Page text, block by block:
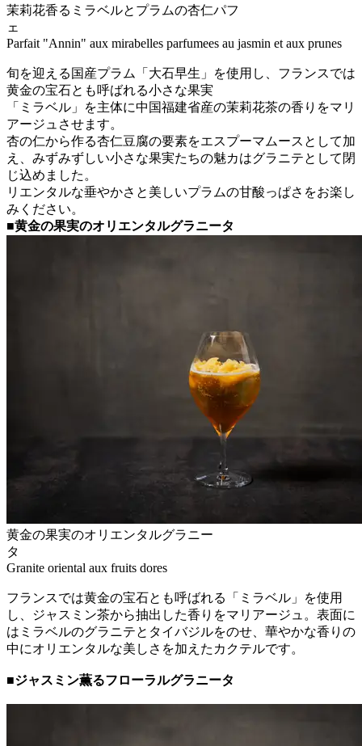
茉莉花香るミラベルとプラムの杏仁パフ
Parfait "Annin" aux mirabelles parfumees au jasmin et aux prunes
旬を迎える国産プラム「大石早生」を使用し、フランスでは
黄金の宝石とも呼ばれる小さな果実
「ミラベル」を主体に中国福建省産の茉莉花茶の香りをマリ
アージュさせます。
杏の仁から作る杏仁豆腐の要素をエスプーマムースとして加
え、みずみずしい小さな果実たちの魅カはグラニテとして閉
じ込めました。
リエンタルな垂やかさと美しいプラムの甘酸っぱさをお楽し
みください。
■黄金の果実のオリエンタルグラニータ
黄金の果実のオリエンタルグラニー
Granite oriental aux fruits dores
フランスでは黄金の宝石とも呼ばれる「ミラベル」を使用
し、ジャスミン茶から抽出した香りをマリアージュ。表面に
はミラベルのグラニテとタイバジルをのせ、華やかな香りの
中にオリエンタルな美しさを加えたカクテルです。
■ジャスミン薫るフローラルグラニータ